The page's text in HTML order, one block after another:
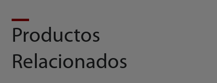
Productos
Relacionados